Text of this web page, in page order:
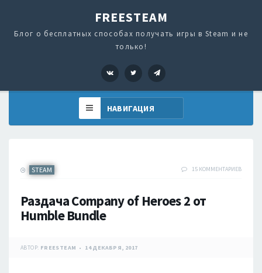
FREESTEAM
Блог о бесплатных способах получать игры в Steam и не
только!
VK Twitter
STEAM 15 КОММЕНТАРИЕВ
Раздача Company of Heroes 2 от
Humble Bundle
АВТОР: FREESTEAM 14 ДЕКАБРЯ, 2017